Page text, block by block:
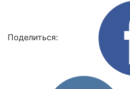
Поделиться: